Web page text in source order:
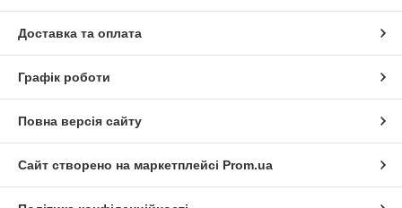
Доставка та оплата
Графік роботи
Повна версія сайту
Сайт створено на маркетплейсі Prom.ua